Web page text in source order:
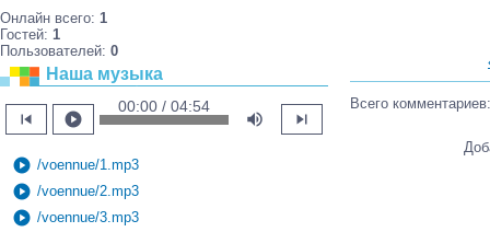
Онлайн всего: 1
Гостей: 1
Пользователей: 0
Наша музыка
skip_previous play_circle
00:00 / 04:54
volume_up skip_next
play_circle /voennue/1.mp3
play_circle /voennue/2.mp3
play_circle /voennue/3.mp3
Всего комментариев